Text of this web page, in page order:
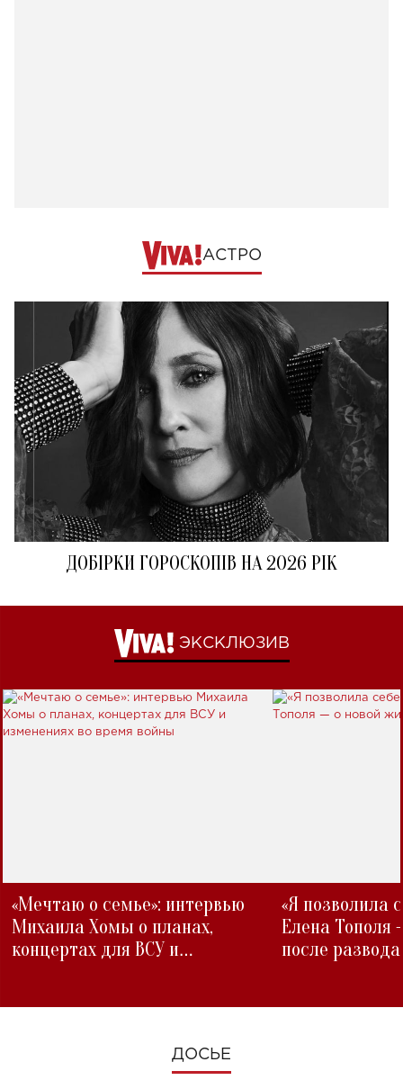
АСТРО
ДОБІРКИ ГОРОСКОПІВ НА 2026 РІК
ЭКСКЛЮЗИВ
«Мечтаю о семье»: интервью
Михаила Хомы о планах,
концертах для ВСУ и
«Я позволила
Елена Тополя
после развода
ДОСЬЕ